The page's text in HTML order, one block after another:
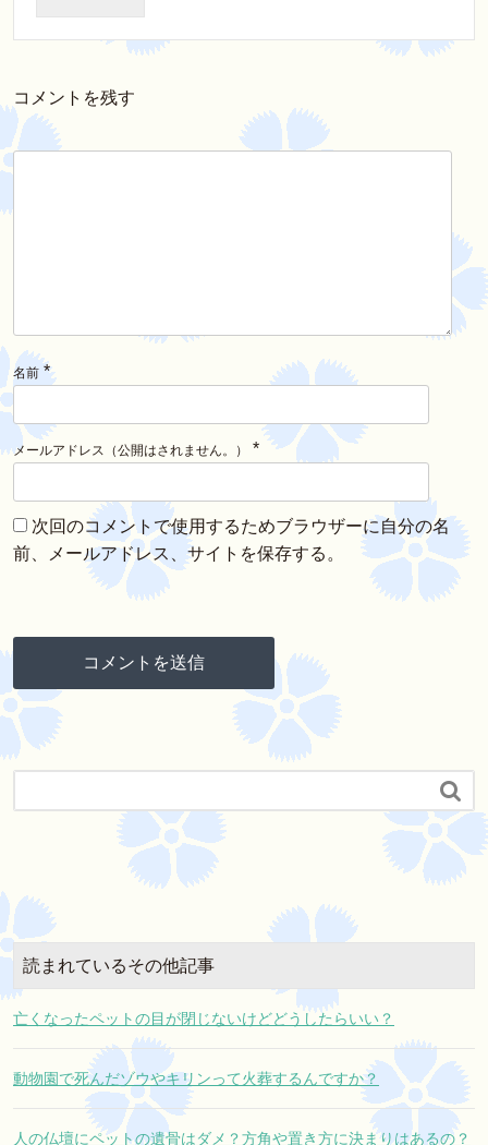
コメントを残す
名前 *
メールアドレス（公開はされません。） *
次回のコメントで使用するためブラウザーに自分の名
前、メールアドレス、サイトを保存する。

読まれているその他記事
亡くなったペットの目が閉じないけどどうしたらいい？
動物園で死んだゾウやキリンって火葬するんですか？
人の仏壇にペットの遺骨はダメ？方角や置き方に決まりはあるの？